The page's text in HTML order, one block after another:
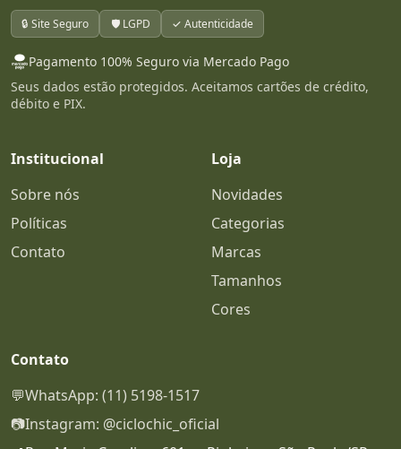
🔒 Site Seguro 🛡️ LGPD ✓ Autenticidade
Pagamento 100% Seguro via Mercado Pago
Seus dados estão protegidos. Aceitamos cartões de crédito,
débito e PIX.
Institucional
Sobre nós
Políticas
Contato
Loja
Novidades
Categorias
Marcas
Tamanhos
Cores
Contato
💬WhatsApp: (11) 5198-1517
📷Instagram: @ciclochic_oficial